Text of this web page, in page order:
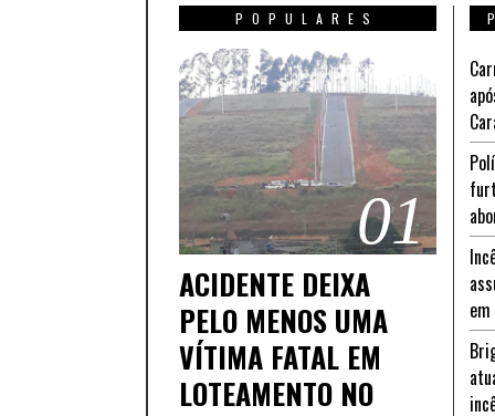
POPULARES
01
ACIDENTE DEIXA
PELO MENOS UMA
VÍTIMA FATAL EM
LOTEAMENTO NO